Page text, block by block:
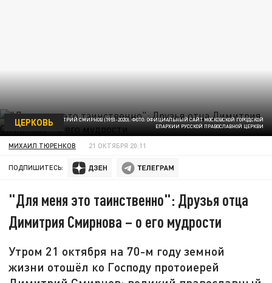
ПРОТОИЕРЕЙ ДИМИТРИЙ СМИРНОВ (1951-2020). ФОТО: ОФИЦИАЛЬНЫЙ САЙТ МОСКОВСКОЙ ГОРОДСКОЙ
ЕПАРХИИ РУССКОЙ ПРАВОСЛАВНОЙ ЦЕРКВИ
ЦЕРКОВЬ
МИХАИЛ ТЮРЕНКОВ 21 ОКТЯБРЯ 20:11
ПОДПИШИТЕСЬ:
"Для меня это таинственно": Друзья отца
Димитрия Смирнова – о его мудрости
Утром 21 октября на 70-м году земной
жизни отошёл ко Господу протоиерей